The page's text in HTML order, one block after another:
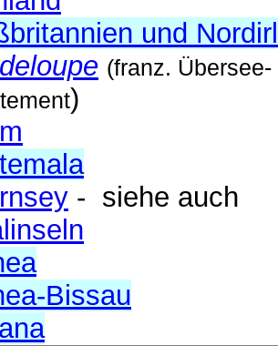
und
(franz. Übersee-
)
- siehe auch
Bissau